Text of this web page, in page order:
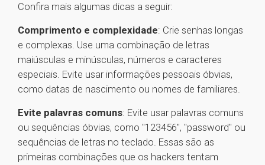
Confira mais algumas dicas a seguir:
Comprimento e complexidade: Crie senhas longas
e complexas. Use uma combinação de letras
maiúsculas e minúsculas, números e caracteres
especiais. Evite usar informações pessoais óbvias,
como datas de nascimento ou nomes de familiares.
Evite palavras comuns: Evite usar palavras comuns
ou sequências óbvias, como "123456", "password" ou
sequências de letras no teclado. Essas são as
primeiras combinações que os hackers tentam